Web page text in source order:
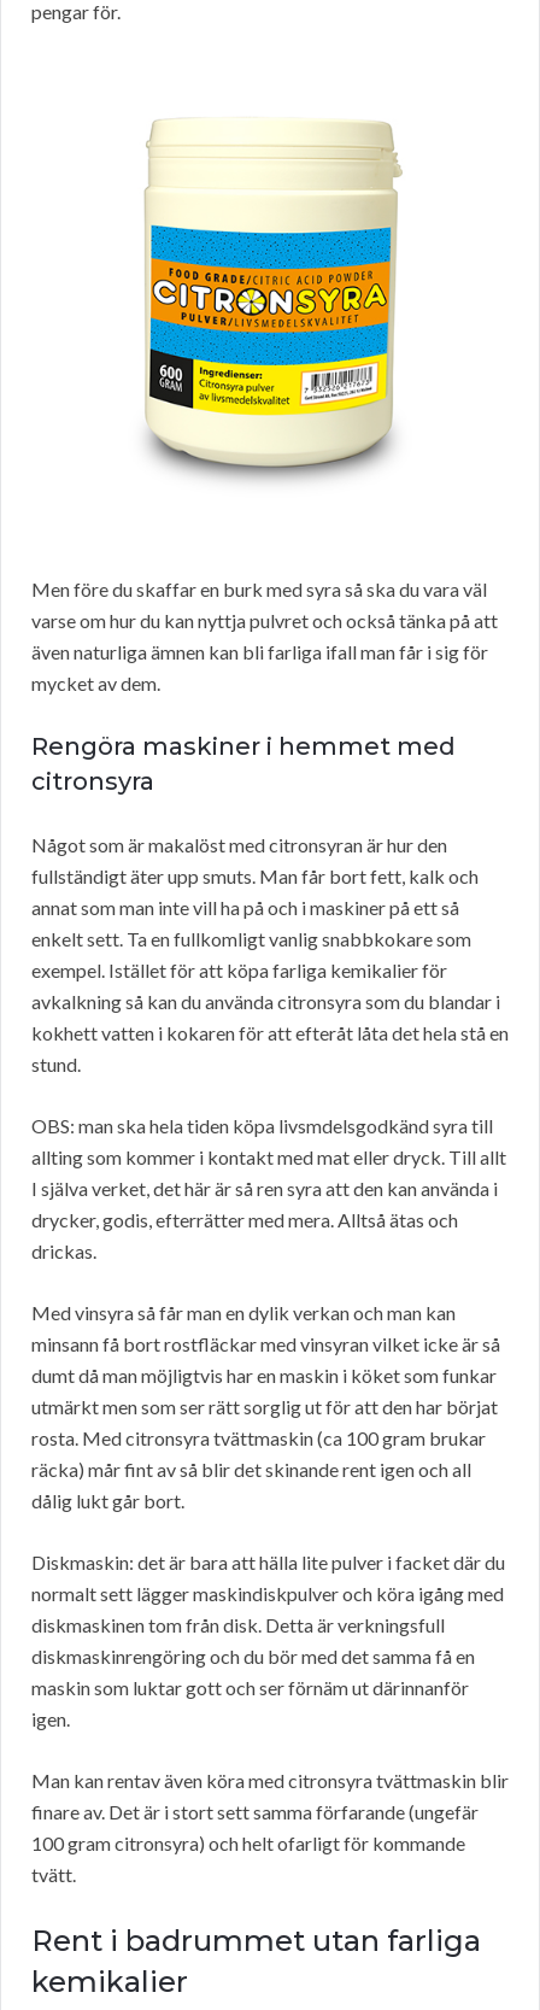
pengar för.
Men före du skaffar en burk med syra så ska du vara väl
varse om hur du kan nyttja pulvret och också tänka på att
även naturliga ämnen kan bli farliga ifall man får i sig för
mycket av dem.
Rengöra maskiner i hemmet med
citronsyra
Något som är makalöst med citronsyran är hur den
fullständigt äter upp smuts. Man får bort fett, kalk och
annat som man inte vill ha på och i maskiner på ett så
enkelt sett. Ta en fullkomligt vanlig snabbkokare som
exempel. Istället för att köpa farliga kemikalier för
avkalkning så kan du använda citronsyra som du blandar i
kokhett vatten i kokaren för att efteråt låta det hela stå en
stund.
OBS: man ska hela tiden köpa livsmdelsgodkänd syra till
allting som kommer i kontakt med mat eller dryck. Till allt
I själva verket, det här är så ren syra att den kan använda i
drycker, godis, efterrätter med mera. Alltså ätas och
drickas.
Med vinsyra så får man en dylik verkan och man kan
minsann få bort rostfläckar med vinsyran vilket icke är så
dumt då man möjligtvis har en maskin i köket som funkar
utmärkt men som ser rätt sorglig ut för att den har börjat
rosta. Med citronsyra tvättmaskin (ca 100 gram brukar
räcka) mår fint av så blir det skinande rent igen och all
dålig lukt går bort.
Diskmaskin: det är bara att hälla lite pulver i facket där du
normalt sett lägger maskindiskpulver och köra igång med
diskmaskinen tom från disk. Detta är verkningsfull
diskmaskinrengöring och du bör med det samma få en
maskin som luktar gott och ser förnäm ut därinnanför
igen.
Man kan rentav även köra med citronsyra tvättmaskin blir
finare av. Det är i stort sett samma förfarande (ungefär
100 gram citronsyra) och helt ofarligt för kommande
tvätt.
Rent i badrummet utan farliga
kemikalier